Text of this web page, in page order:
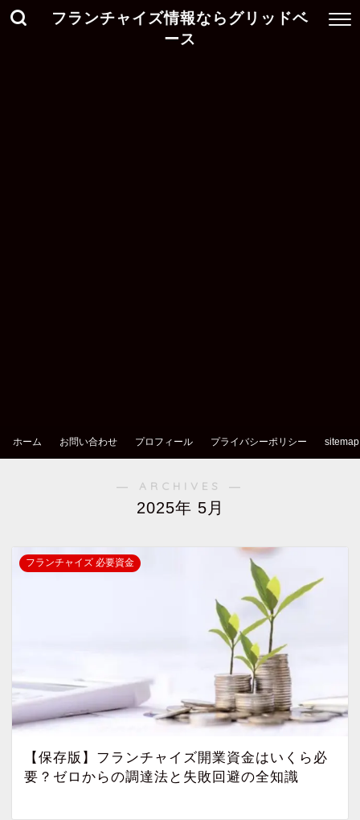
フランチャイズ情報ならグリッドベ
ース
ホーム お問い合わせ プロフィール プライバシーポリシー sitemap
― ARCHIVES ―
2025年 5月
フランチャイズ 必要資金
【保存版】フランチャイズ開業資金はいくら必
要？ゼロからの調達法と失敗回避の全知識